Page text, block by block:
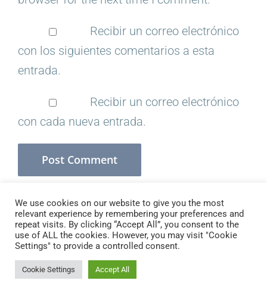
Recibir un correo electrónico
con los siguientes comentarios a esta
entrada.
Recibir un correo electrónico
con cada nueva entrada.
Copyright 2021 Branding Escolar
We use cookies on our website to give you the most
relevant experience by remembering your preferences and
repeat visits. By clicking “Accept All”, you consent to the
use of ALL the cookies. However, you may visit "Cookie
Settings" to provide a controlled consent.
Cookie Settings Accept All